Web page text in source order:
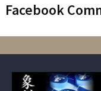
Facebook